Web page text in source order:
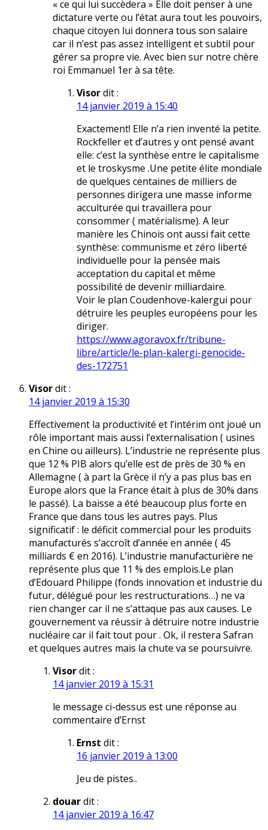
« ce qui lui succèdera » Elle doit penser à une
dictature verte ou l’état aura tout les pouvoirs,
chaque citoyen lui donnera tous son salaire
car il n’est pas assez intelligent et subtil pour
gérer sa propre vie. Avec bien sur notre chère
roi Emmanuel 1er à sa tête.
Visordit :
14 janvier 2019 à 15:40
Exactement! Elle n’a rien inventé la petite.
Rockfeller et d’autres y ont pensé avant
elle: c’est la synthèse entre le capitalisme
et le troskysme .Une petite élite mondiale
de quelques centaines de milliers de
personnes dirigera une masse informe
acculturée qui travaillera pour
consommer ( matérialisme). A leur
manière les Chinois ont aussi fait cette
synthèse: communisme et zéro liberté
individuelle pour la pensée mais
acceptation du capital et même
possibilité de devenir milliardaire.
Voir le plan Coudenhove-kalergui pour
détruire les peuples européens pour les
diriger.
https://www.agoravox.fr/tribune-
libre/article/le-plan-kalergi-genocide-
des-172751
Visordit :
14 janvier 2019 à 15:30
Effectivement la productivité et l’intérim ont joué un
rôle important mais aussi l’externalisation ( usines
en Chine ou ailleurs). L’industrie ne représente plus
que 12 % PIB alors qu’elle est de près de 30 % en
Allemagne ( à part la Grèce il n’y a pas plus bas en
Europe alors que la France était à plus de 30% dans
le passé). La baisse a été beaucoup plus forte en
France que dans tous les autres pays. Plus
significatif : le déficit commercial pour les produits
manufacturés s’accroît d’année en année ( 45
milliards € en 2016). L’industrie manufacturière ne
représente plus que 11 % des emplois.Le plan
d’Edouard Philippe (fonds innovation et industrie du
futur, délégué pour les restructurations…) ne va
rien changer car il ne s’attaque pas aux causes. Le
gouvernement va réussir à détruire notre industrie
nucléaire car il fait tout pour . Ok, il restera Safran
et quelques autres mais la chute va se poursuivre.
Visordit :
14 janvier 2019 à 15:31
le message ci-dessus est une réponse au
commentaire d’Ernst
Ernst dit :
16 janvier 2019 à 13:00
Jeu de pistes..
douardit :
14 janvier 2019 à 16:47